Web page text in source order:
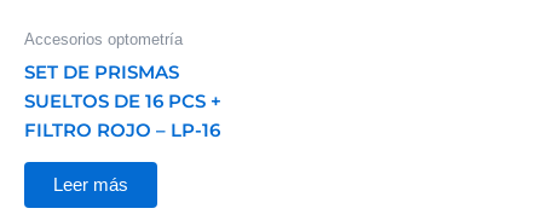
Accesorios optometría
SET DE PRISMAS
SUELTOS DE 16 PCS +
FILTRO ROJO – LP-16
Leer más